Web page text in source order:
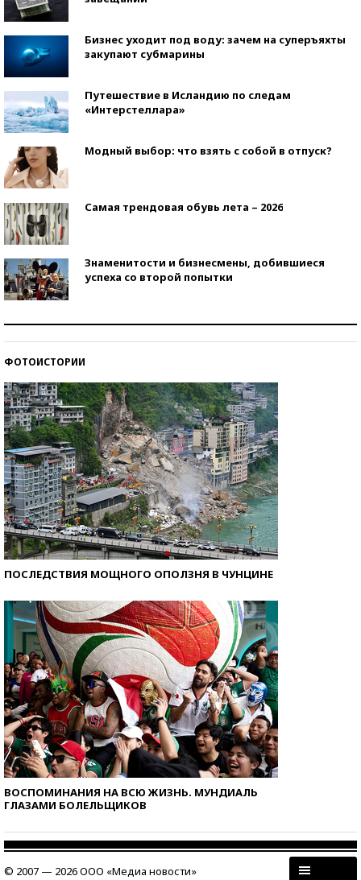
Бизнес уходит под воду: зачем на суперъяхты
закупают субмарины
Путешествие в Исландию по следам
«Интерстеллара»
Модный выбор: что взять с собой в отпуск?
Самая трендовая обувь лета – 2026
Знаменитости и бизнесмены, добившиеся
успеха со второй попытки
ФОТОИСТОРИИ
ПОСЛЕДСТВИЯ МОЩНОГО ОПОЛЗНЯ В ЧУНЦИНЕ
ВОСПОМИНАНИЯ НА ВСЮ ЖИЗНЬ. МУНДИАЛЬ
ГЛАЗАМИ БОЛЕЛЬЩИКОВ
© 2007 — 2026 ООО «Медиа новости»